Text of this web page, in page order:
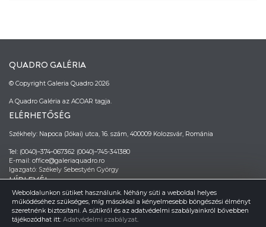
QUADRO GALÉRIA
© Copyright Galeria Quadro 2026
A Quadro Galéria az ACOAR tagja.
ELÉRHETŐSÉG
Székhely: Napoca (Jókai) utca, 16. szám, 400009 Kolozsvár, Románia
Tel: (0040)–374–067362 (0040)–745-341380
E-mail: office@galeriaquadro.ro
Igazgató: Székely Sebestyén György
HÍRLEVÉL
Weboldalunkon sütiket használunk. Néhány süti a weboldal helyes
működéséhez szükséges, míg másokkal a kényelmesebb böngészési élményt
szeretnénk biztosítani. A sütikről és az adatvédelmi szabályainkról bővebben
tájékozódhat itt: Adatvédelmi szabályzat.